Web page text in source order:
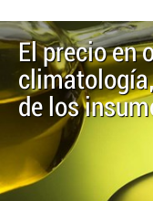
El precio en
de los